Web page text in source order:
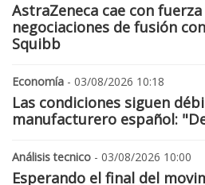
AstraZeneca cae con
negociaciones de fusión
Squibb
Economía - 03/08/2026 10:18
Las condiciones siguen
manufacturero español:
Análisis tecnico - 03/08/2026 10:00
Esperando el final del